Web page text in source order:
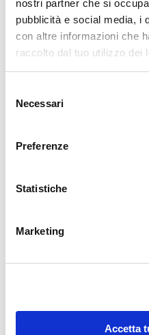
nostri partner che si
pubblicità e social media, i
con altre informazioni che
raccolto dal tuo utilizzo dei
delNecessari
Preferenze
Statistiche
Marketing
Accetta
Allenamento
cliente palestra
ADD COMMENT
Email *